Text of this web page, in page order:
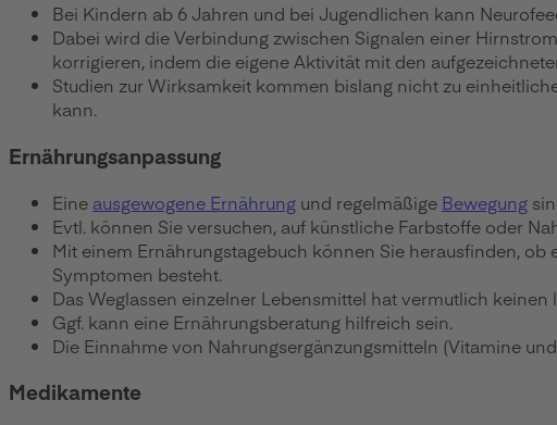
Bei Kindern ab 6 Jahren und bei Jugendlichen kann
Dabei wird die Verbindung zwischen Signalen einer
korrigieren, indem die eigene Aktivität mit den
Studien zur Wirksamkeit kommen bislang nicht zu
kann.
Ernährungsanpassung
Eine ausgewogene Ernährung und regelmäßige Bewegung
Evtl. können Sie versuchen, auf künstliche Farbstoffe oder
Mit einem Ernährungstagebuch können Sie herausfinden,
Symptomen besteht.
Das Weglassen einzelner Lebensmittel hat vermutlich
Ggf. kann eine Ernährungsberatung hilfreich sein.
Die Einnahme von Nahrungsergänzungsmitteln (Vitamine
Medikamente